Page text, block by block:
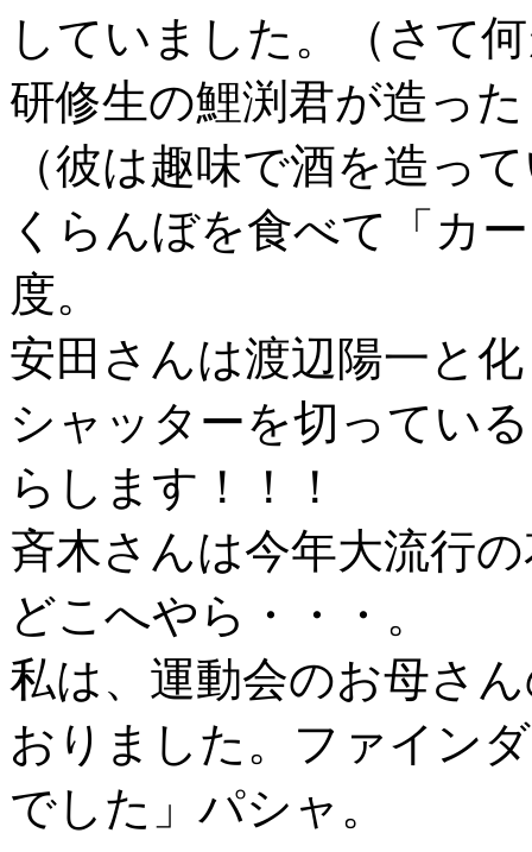
していました。（さて
研修生の鯉渕君が造っ
（彼は趣味で酒を造っ
くらんぼを食べて「カ
度。
安田さんは渡辺陽一と
シャッターを切ってい
らします！！！
斉木さんは今年大流行
どこへやら・・・。
私は、運動会のお母さ
おりました。ファイン
でした」パシャ。